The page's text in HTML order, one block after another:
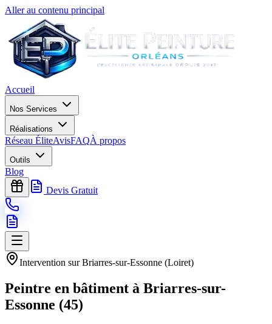
Aller au contenu principal
Accueil
Nos Services
Réalisations
Réseau ÉliteAvisFAQÀ propos
Outils
Blog
Devis Gratuit
Intervention surBriarres-sur-Essonne (Loiret)
Peintre en bâtiment à Briarres-sur-
Essonne (45)